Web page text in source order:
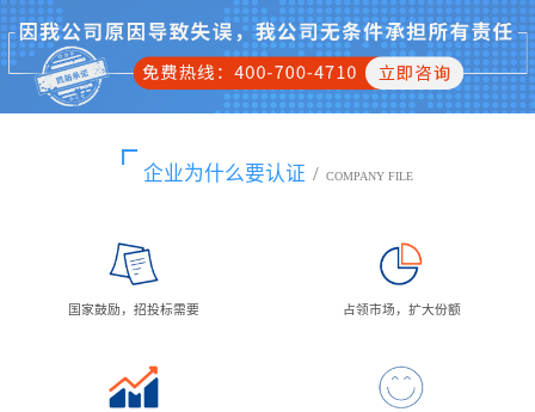
企业为什么要认证 / COMPANY FILE
国家鼓励，招投标需要 占领市场，扩大份额